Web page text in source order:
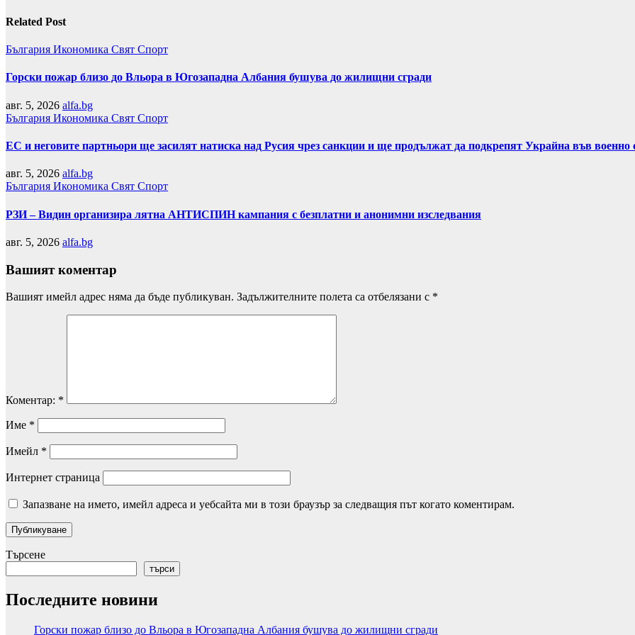
Related Post
България Икономика Свят Спорт
Горски пожар близо до Вльора в Югозападна Албания бушува до жилищни сгради
авг. 5, 2026 alfa.bg
България Икономика Свят Спорт
ЕС и неговите партньори ще засилят натиска над Русия чрез санкции и ще продължат да подкрепят Украйна във
авг. 5, 2026 alfa.bg
България Икономика Свят Спорт
РЗИ – Видин организира лятна АНТИСПИН кампания с безплатни и анонимни изследвания
авг. 5, 2026 alfa.bg
Вашият коментар
Вашият имейл адрес няма да бъде публикуван. Задължителните полета са отбелязани с *
Коментар: *
Име *
Имейл *
Интернет страница
Запазване на името, имейл адреса и уебсайта ми в този браузър за следващия път когато коментирам.
Търсене
търси
Последните новини
Горски пожар близо до Вльора в Югозападна Албания бушува до жилищни сгради